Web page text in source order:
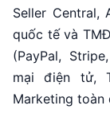
Seller Central,
quốc tế và
(PayPal,
mại điện tử,
Marketing toàn